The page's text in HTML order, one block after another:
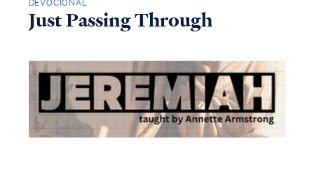
DEVOCIONAL
Just Passing Through